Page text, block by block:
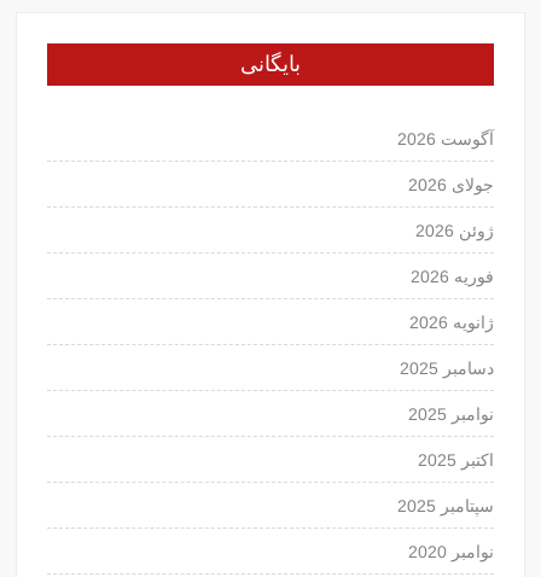
بایگانی
آگوست 2026
جولای 2026
ژوئن 2026
فوریه 2026
ژانویه 2026
دسامبر 2025
نوامبر 2025
اکتبر 2025
سپتامبر 2025
نوامبر 2020